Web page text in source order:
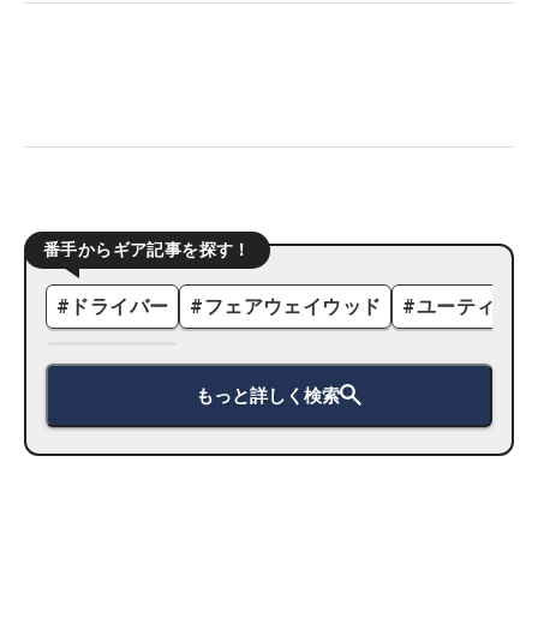
番手からギア記事を探す！
# ドライバー #フェアウェイウッド #ユーティリ
もっと詳しく検索